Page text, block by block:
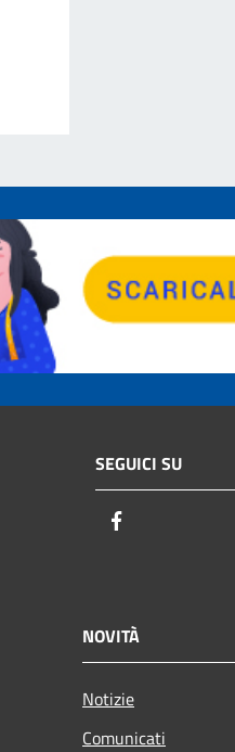
SEGUICI SU
NOVITÀ
Notizie
Comunicati